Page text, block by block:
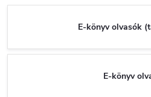
E-könyv olvasók
E-könyv